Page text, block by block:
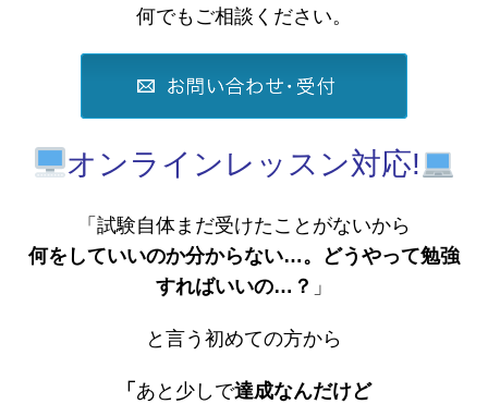
何でもご相談ください。
オンラインレッスン対応!
「試験自体まだ受けたことがないから
何をしていいのか分からない…。どうやって勉強
すればいいの…？ 」
と言う初めての方から
「 あと少しで達成なんだけど